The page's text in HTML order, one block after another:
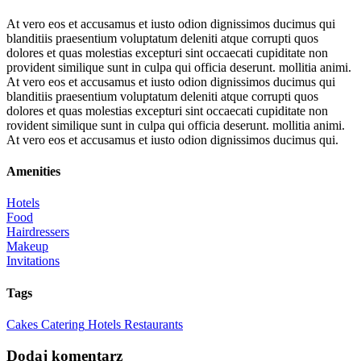
At vero eos et accusamus et iusto odion dignissimos ducimus qui
blanditiis praesentium voluptatum deleniti atque corrupti quos
dolores et quas molestias excepturi sint occaecati cupiditate non
provident similique sunt in culpa qui officia deserunt. mollitia animi.
At vero eos et accusamus et iusto odion dignissimos ducimus qui
blanditiis praesentium voluptatum deleniti atque corrupti quos
dolores et quas molestias excepturi sint occaecati cupiditate non
rovident similique sunt in culpa qui officia deserunt. mollitia animi.
At vero eos et accusamus et iusto odion dignissimos ducimus qui.
Amenities
Hotels
Food
Hairdressers
Makeup
Invitations
Tags
Cakes Catering Hotels Restaurants
Dodaj komentarz